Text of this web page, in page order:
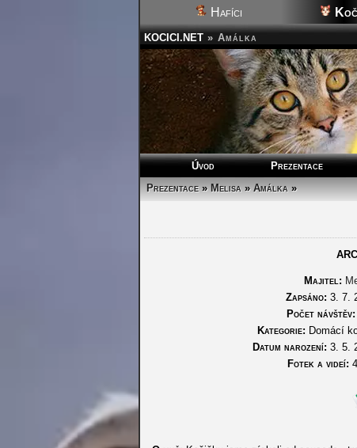
Hafíci
KOCICI.NET » Amálka
Úvod Prezentace
Prezentace»Melisa»Amálka»
Majitel:
Zapsáno: 3. 7.
Počet návštěv:
Kategorie: Domácí
Datum narození: 3. 5.
Fotek a videí: